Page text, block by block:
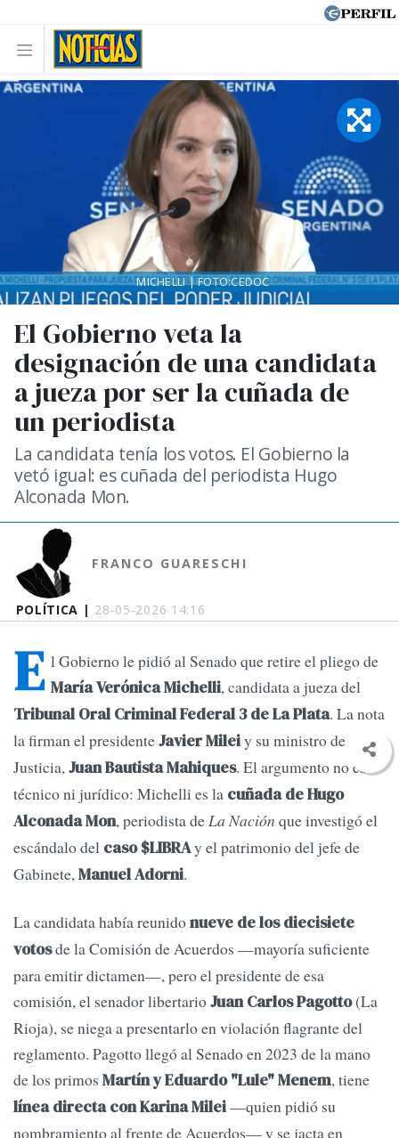
POLÍTICA | 28-05-2026 14:16
El Gobierno veta la
designación de una candidata
a jueza por ser la cuñada de
un periodista
La candidata tenía los votos. El Gobierno la
vetó igual: es cuñada del periodista Hugo
Alconada Mon.
FRANCO GUARESCHI
MICHELLI | FOTO:CEDOC
E l Gobierno le pidió al Senado que retire el pliego de
María Verónica Michelli, candidata a jueza del
Tribunal Oral Criminal Federal 3 de La Plata. La nota
la firman el presidenteJavier Mileiy su ministro de
Justicia,Juan Bautista Mahiques. El argumento no es
técnico ni jurídico: Michelli es la cuñada de Hugo
Alconada Mon, periodista deLa Nación que investigó el
escándalo del caso $LIBRAy el patrimonio del jefe de
Gabinete,Manuel Adorni.
La candidata había reunidonueve de los diecisiete
votosde la Comisión de Acuerdos —mayoría suficiente
para emitir dictamen—, pero el presidente de esa
comisión, el senador libertarioJuan Carlos Pagotto(La
Rioja), se niega a presentarlo en violación flagrante del
reglamento. Pagotto llegó al Senado en 2023 de la mano
de los primos Martín y Eduardo "Lule" Menem, tiene
línea directa con Karina Milei—quien pidió su
nombramiento al frente de Acuerdos— y se jacta en